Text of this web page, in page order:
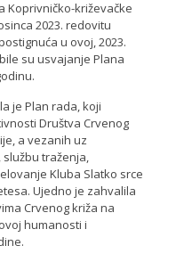
Koprivničko-križevačke
2023. redovitu
u ovoj, 2023.
su usvajanje Plana
je Plan rada, koji
Društva Crvenog
a vezanih uz
traženja,
Kluba Slatko srce
Ujedno je zahvalila
Crvenog križa na
humanosti i